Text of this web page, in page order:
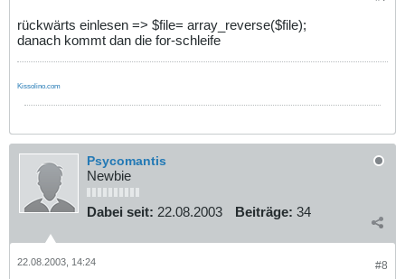
rückwärts einlesen => $file= array_reverse($file);
danach kommt dan die for-schleife
Kissolino.com
Psycomantis
Newbie
Dabei seit: 22.08.2003 Beiträge: 34
#8
22.08.2003, 14:24